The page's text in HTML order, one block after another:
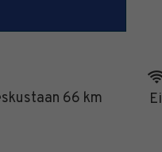
66 km
Ei